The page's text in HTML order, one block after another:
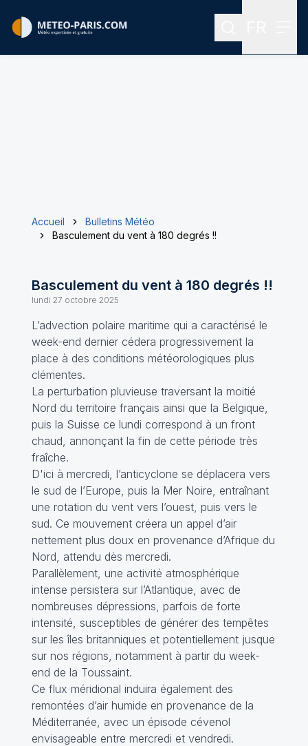
Rechercher
Accueil
Bulletins Météo
Basculement du vent à 180 degrés !!
Basculement du vent à 180 degrés !!
lundi 27 octobre 2025
L’advection polaire maritime qui a caractérisé le
week-end dernier cédera progressivement la
place à des conditions météorologiques plus
clémentes.
La perturbation pluvieuse traversant la moitié
Nord du territoire français ainsi que la Belgique,
puis la Suisse ce lundi correspond à un front
chaud, annonçant la fin de cette période très
fraîche.
D'ici à mercredi, l’anticyclone se déplacera vers
le sud de l’Europe, puis la Mer Noire, entraînant
une rotation du vent vers l’ouest, puis vers le
sud. Ce mouvement créera un appel d’air
nettement plus doux en provenance d’Afrique du
Nord, attendu dès mercredi.
Parallèlement, une activité atmosphérique
intense persistera sur l’Atlantique, avec de
nombreuses dépressions, parfois de forte
intensité, susceptibles de générer des tempêtes
sur les îles britanniques et potentiellement jusque
sur nos régions, notamment à partir du week-
end de la Toussaint.
Ce flux méridional induira également des
remontées d’air humide en provenance de la
Méditerranée, avec un épisode cévenol
envisageable entre mercredi et vendredi.